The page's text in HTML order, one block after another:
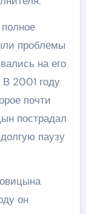
проблемы
на его
В 2001 году
почти
пострадал
паузу
он